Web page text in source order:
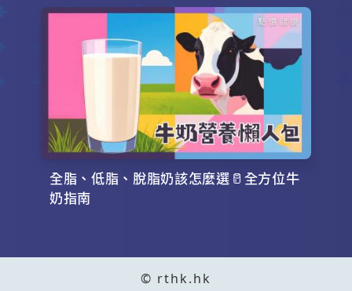
全脂、低脂、脫脂奶該怎麼選🥛全方位牛
奶指南
© rthk.hk